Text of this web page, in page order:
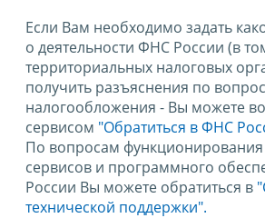
Если Вам необходимо задать
о деятельности ФНС России (в
территориальных налоговых
получить разъяснения по
налогообложения - Вы можете
сервисом "Обратиться в ФНС
По вопросам функционирования
сервисов и программного
России Вы можете обратиться в
технической поддержки".